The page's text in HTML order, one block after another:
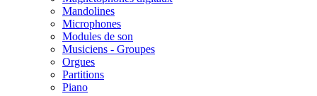
Mandolines
Microphones
Modules de son
Musiciens - Groupes
Orgues
Partitions
Piano